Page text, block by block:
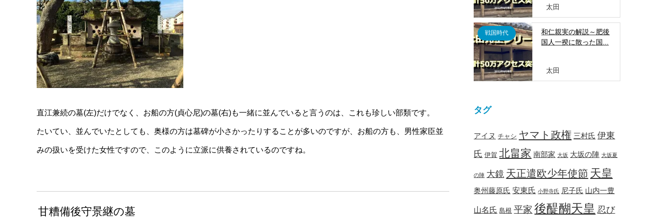
直江兼続の墓(左)だけでなく、お船の方(貞心尼)の墓(右)も一緒に並んでいると言うのは、これも珍しい部類です。
たいてい、並んでいたとしても、奥様の方は墓碑が小さかったりすることが多いのですが、お船の方も、男性家臣並
みの扱いを受けた女性ですので、このように立派に供養されているのですね。
甘糟備後守景継の墓
太田
戦国時代
和仁親実の解説～肥後
国人一揆に散った国...
太田
タグ
アイヌ チャシ ヤマト政権 三村氏 伊東
氏 伊賀 北畠家 南部家 大坂 大坂の陣 大坂夏
の陣 大鏡 天正遣欧少年使節 天皇
奥州藤原氏 安東氏 小野寺氏 尼子氏 山内一豊
山名氏 島根 平家 後醍醐天皇 忍び